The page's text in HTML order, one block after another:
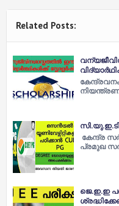
Related Posts:
കേന്ദ്ര
പ്രമുഖ
ജെ.ഇ.ഇ